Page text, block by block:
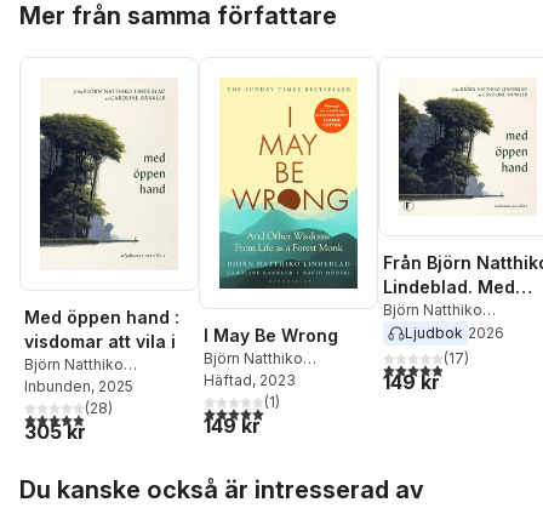
Mer från samma författare
Med öppen hand :
visdomar att vila i
Björn Natthiko
Lindeblad ,Caroline
Bankler
Inbunden, 2025
4,9utav 5 stjärnor. Totalt antal röster:
(28)
305 kr
I May Be Wrong
Björn Natthiko
Lindeblad
Häftad, 2023
5,0utav 5 stjärnor. Totalt antal röster:
(1)
149 kr
Från Björn
Lindeblad. Med
öppen hand
Björn Natthiko
Lindeblad, Caroline
Bankler
Ljudbok 2026
4,9utav 5 stjärnor.
(17)
149 kr
Du kanske också är intresserad av